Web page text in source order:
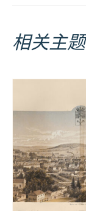
相关主题